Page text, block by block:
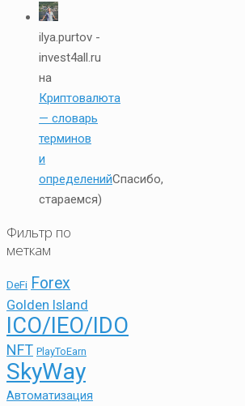
ilya.purtov -
invest4all.ru
на
Криптовалюта
— словарь
терминов
и
определенийСпасибо,
стараемся)
Фильтр по
меткам
DeFi Forex
Golden Island
ICO/IEO/IDO
NFT PlayToEarn
SkyWay
Автоматизация